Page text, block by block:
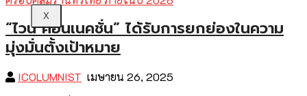
X
“ไวน์ คอนเนคชั่น” ได้รับการยกย่องในความ
มุ่งมั่นตั้งเป้าหมาย
ICOLUMNIST เมษายน 26, 2025